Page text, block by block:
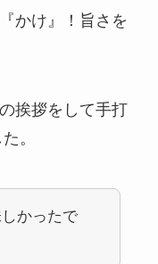
かけ』！旨さを
挨拶をして手打
。
かったで